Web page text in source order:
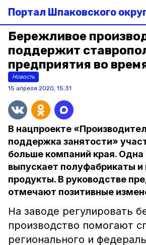
Портал Шпаковского
Бережливое
поддержит
предприятия во
Новость
15 апреля 2020, 15:31
В нацпроекте
поддержка занятости»
больше компаний края. Одна
выпускает полуфабрикаты
продукты. В руководстве
отмечают позитивные
На заводе регулировать
производство помогают
регионального и